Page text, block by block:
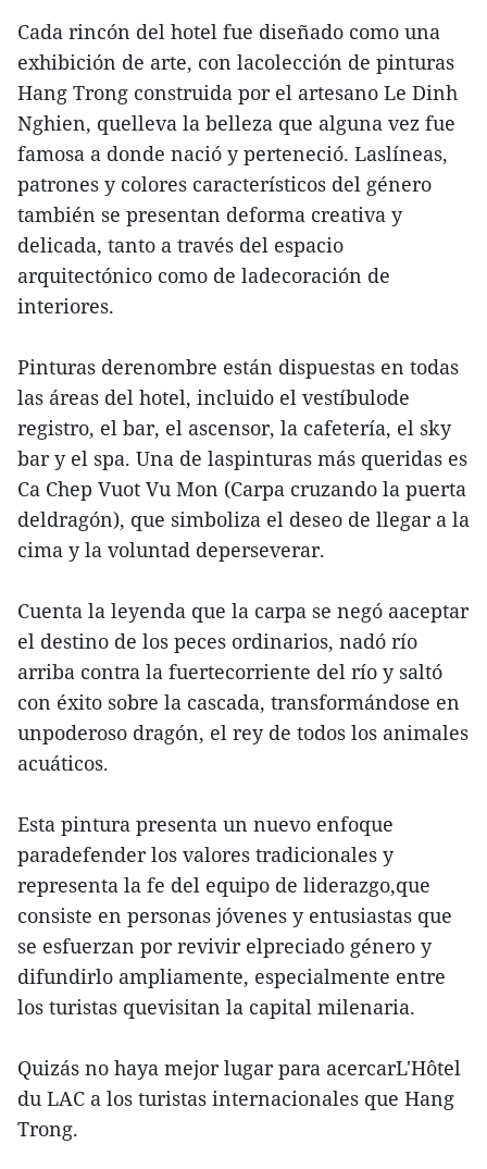
Cada rincón del hotel fue diseñado como una
exhibición de arte, con lacolección de pinturas
Hang Trong construida por el artesano Le Dinh
Nghien, quelleva la belleza que alguna vez fue
famosa a donde nació y perteneció. Laslíneas,
patrones y colores característicos del género
también se presentan deforma creativa y
delicada, tanto a través del espacio
arquitectónico como de ladecoración de
interiores.
Pinturas derenombre están dispuestas en todas
las áreas del hotel, incluido el vestíbulode
registro, el bar, el ascensor, la cafetería, el sky
bar y el spa. Una de laspinturas más queridas es
Ca Chep Vuot Vu Mon (Carpa cruzando la puerta
deldragón), que simboliza el deseo de llegar a la
cima y la voluntad deperseverar.
Cuenta la leyenda que la carpa se negó aaceptar
el destino de los peces ordinarios, nadó río
arriba contra la fuertecorriente del río y saltó
con éxito sobre la cascada, transformándose en
unpoderoso dragón, el rey de todos los animales
acuáticos.
Esta pintura presenta un nuevo enfoque
paradefender los valores tradicionales y
representa la fe del equipo de liderazgo,que
consiste en personas jóvenes y entusiastas que
se esfuerzan por revivir elpreciado género y
difundirlo ampliamente, especialmente entre
los turistas quevisitan la capital milenaria.
Quizás no haya mejor lugar para acercarL'Hôtel
du LAC a los turistas internacionales que Hang
Trong.